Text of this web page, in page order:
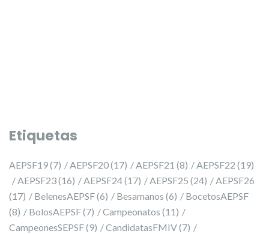
Etiquetas
AEPSF19(7) AEPSF20(17) AEPSF21 (8) AEPSF22 (19)
AEPSF23(16) AEPSF24(17) AEPSF25 (24)
AEPSF26
(17)
BelenesAEPSF(6) Besamanos (6)
BocetosAEPSF
(8)
BolosAEPSF(7) Campeonatos (11)
CampeonesSEPSF(9) CandidatasFMIV(7)